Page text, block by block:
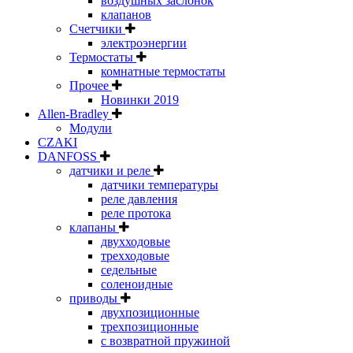
клапанов
Счетчики
электроэнергии
Термостаты
комнатные термостаты
Прочее
Новинки 2019
Allen-Bradley
Модули
CZAKI
DANFOSS
датчики и реле
датчики температуры
реле давления
реле протока
клапаны
двухходовые
трехходовые
седельные
соленоидные
приводы
двухпозиционные
трехпозиционные
с возвратной пружиной